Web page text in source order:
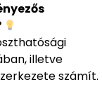
illetve
számít.